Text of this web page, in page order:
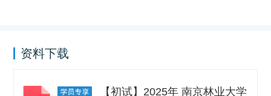
资料下载